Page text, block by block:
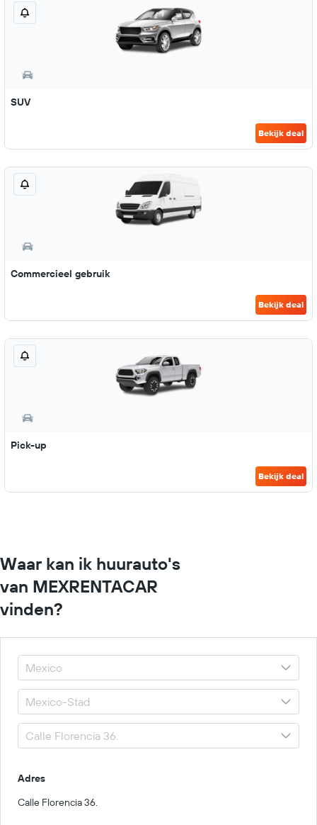
SUV
Bekijk deal
Commercieel gebruik
Bekijk deal
Pick-up
Bekijk deal
Waar kan ik huurauto's
van MEXRENTACAR
vinden?
Adres
Calle Florencia 36.